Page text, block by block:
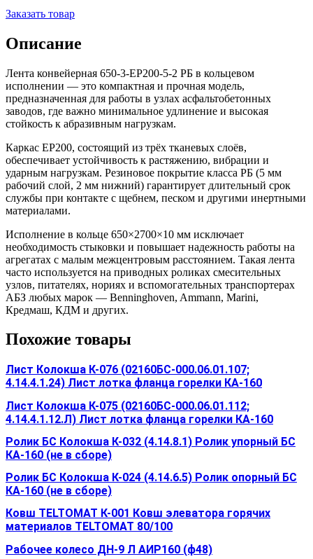
Заказать товар
Описание
Лента конвейерная 650-3-ЕР200-5-2 РБ в кольцевом
исполнении — это компактная и прочная модель,
предназначенная для работы в узлах асфальтобетонных
заводов, где важно минимальное удлинение и высокая
стойкость к абразивным нагрузкам.
Каркас EP200, состоящий из трёх тканевых слоёв,
обеспечивает устойчивость к растяжению, вибрации и
ударным нагрузкам. Резиновое покрытие класса РБ (5 мм
рабочий слой, 2 мм нижний) гарантирует длительный срок
службы при контакте с щебнем, песком и другими инертными
материалами.
Исполнение в кольце 650×2700×10 мм исключает
необходимость стыковки и повышает надежность работы на
агрегатах с малым межцентровым расстоянием. Такая лента
часто используется на приводных роликах смесительных
узлов, питателях, нориях и вспомогательных транспортерах
АБЗ любых марок — Benninghoven, Ammann, Marini,
Кредмаш, КДМ и других.
Похожие товары
Лист Колокша К-076 (02160БС-000.06.01.107;
4.14.4.1.24) Лист лотка фланца горелки КА-160
Лист Колокша К-075 (02160БС-000.06.01.112;
4.14.4.1.12.Л) Лист лотка фланца горелки КА-160
Ролик БС Колокша К-032 (4.14.8.1) Ролик упорный БС
КА-160 (не в сборе)
Ролик БС Колокша К-024 (4.14.6.5) Ролик опорный БС
КА-160 (не в сборе)
Ковш TELTOMAT К-001 Ковш элеватора горячих
материалов TELTOMAT 80/100
Рабочее колесо ДН-9 Л АИР160 (ф48)